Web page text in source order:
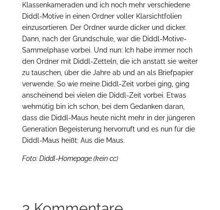
Klassenkameraden und ich noch mehr verschiedene
Diddl-Motive in einen Ordner voller Klarsichtfolien
einzusortieren. Der Ordner wurde dicker und dicker.
Dann, nach der Grundschule, war die Diddl-Motive-
Sammelphase vorbei. Und nun: Ich habe immer noch
den Ordner mit Diddl-Zetteln, die ich anstatt sie weiter
zu tauschen, über die Jahre ab und an als Briefpapier
verwende. So wie meine Diddl-Zeit vorbei ging, ging
anscheinend bei vielen die Diddl-Zeit vorbei. Etwas
wehmütig bin ich schon, bei dem Gedanken daran,
dass die Diddl-Maus heute nicht mehr in der jüngeren
Generation Begeisterung hervorruft und es nun für die
Diddl-Maus heißt: Aus die Maus.
Foto: Diddl-Homepage (kein cc)